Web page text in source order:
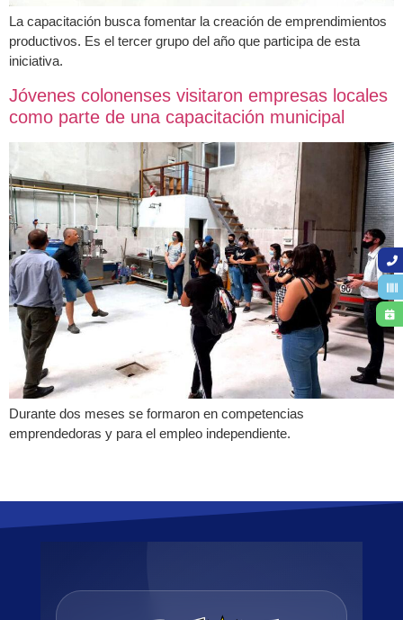
La capacitación busca fomentar la creación de emprendimientos
productivos. Es el tercer grupo del año que participa de esta
iniciativa.
Jóvenes colonenses visitaron empresas locales
como parte de una capacitación municipal
Durante dos meses se formaron en competencias
emprendedoras y para el empleo independiente.